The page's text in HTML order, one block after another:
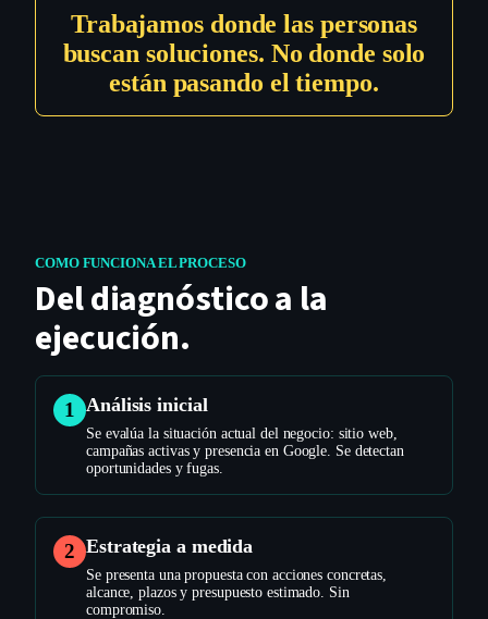
Trabajamos donde las personas
buscan soluciones. No donde solo
están pasando el tiempo.
COMO FUNCIONA EL PROCESO
Del diagnóstico a la
ejecución.
1 Análisis inicial
Se evalúa la situación actual del negocio: sitio web,
campañas activas y presencia en Google. Se detectan
oportunidades y fugas.
2 Estrategia a medida
Se presenta una propuesta con acciones concretas,
alcance, plazos y presupuesto estimado. Sin
compromiso.